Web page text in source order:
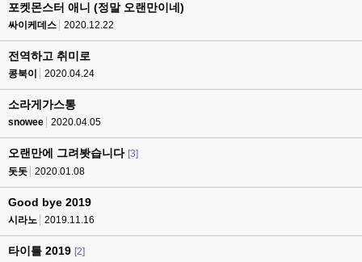
포켓몬스터 애니 (정말 오랜만이네)
싸이케데스 2020.12.22
전역하고 취미로
콩북이 2020.04.24
소라게가스통
snowee 2020.04.05
오랜만에 그려봣습니다 [3]
돗돗
2020.01.08
Good bye 2019
시라노 2019.11.16
타이틀 2019 [2]